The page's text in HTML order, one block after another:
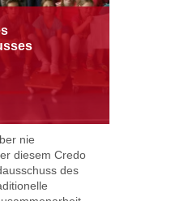
nie
diesem Credo
des